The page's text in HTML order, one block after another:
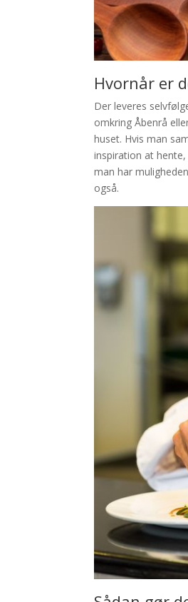
Hvornår er
Der leveres
omkring Åbenrå
huset. Hvis man
inspiration at
man har
også.